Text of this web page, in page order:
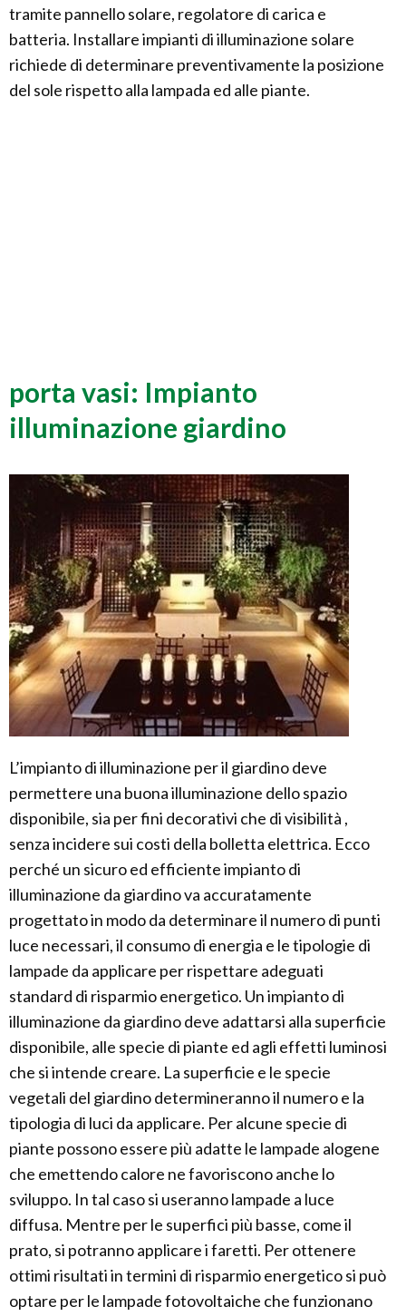
tramite pannello solare, regolatore di carica e
batteria. Installare impianti di illuminazione solare
richiede di determinare preventivamente la posizione
del sole rispetto alla lampada ed alle piante.
porta vasi: Impianto
illuminazione giardino
L’impianto di illuminazione per il giardino deve
permettere una buona illuminazione dello spazio
disponibile, sia per fini decorativi che di visibilità ,
senza incidere sui costi della bolletta elettrica. Ecco
perché un sicuro ed efficiente impianto di
illuminazione da giardino va accuratamente
progettato in modo da determinare il numero di punti
luce necessari, il consumo di energia e le tipologie di
lampade da applicare per rispettare adeguati
standard di risparmio energetico. Un impianto di
illuminazione da giardino deve adattarsi alla superficie
disponibile, alle specie di piante ed agli effetti luminosi
che si intende creare. La superficie e le specie
vegetali del giardino determineranno il numero e la
tipologia di luci da applicare. Per alcune specie di
piante possono essere più adatte le lampade alogene
che emettendo calore ne favoriscono anche lo
sviluppo. In tal caso si useranno lampade a luce
diffusa. Mentre per le superfici più basse, come il
prato, si potranno applicare i faretti. Per ottenere
ottimi risultati in termini di risparmio energetico si può
optare per le lampade fotovoltaiche che funzionano